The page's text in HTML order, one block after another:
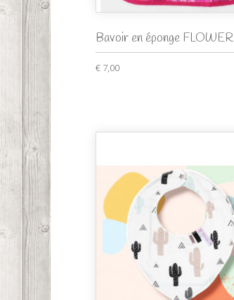
Bavoir en éponge FLOWER
€ 7,00